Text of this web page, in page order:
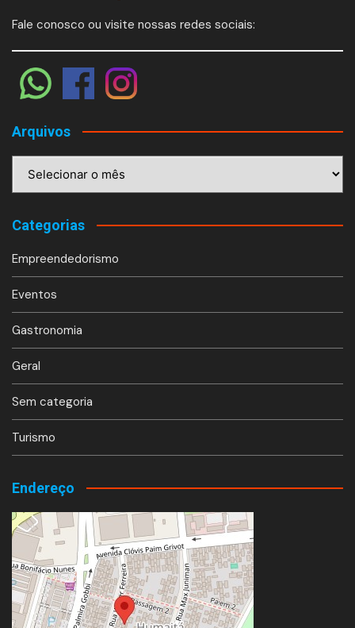
Fale conosco ou visite nossas redes sociais:
Arquivos
Categorias
Empreendedorismo
Eventos
Gastronomia
Geral
Sem categoria
Turismo
Endereço